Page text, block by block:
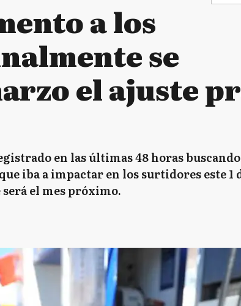
a los
se
el ajuste
en las últimas 48 horas
iba a impactar en los surtidores este 1
el mes próximo.